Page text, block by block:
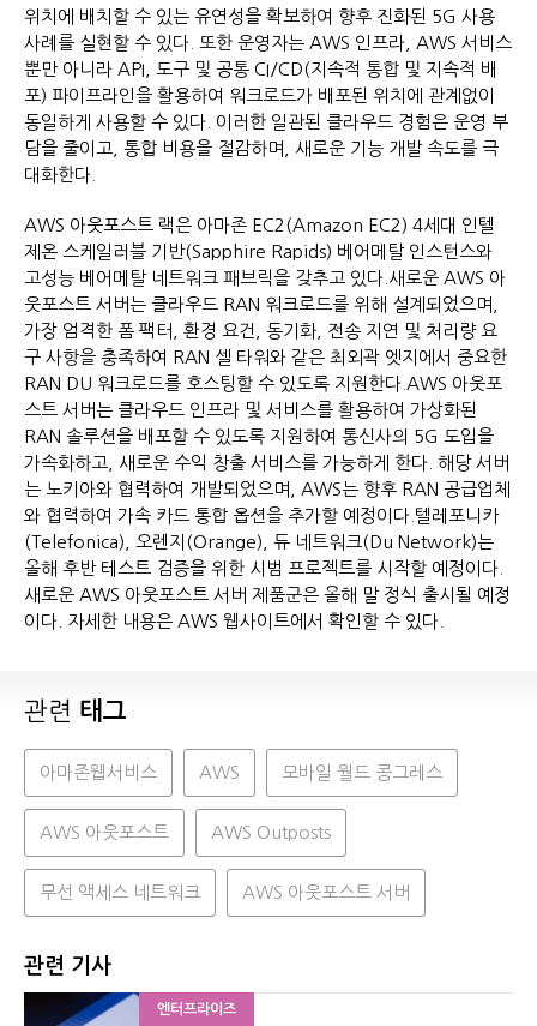
위치에 배치할 수 있는 유연성을 확보하여 향후 진화된 5G 사용
사례를 실현할 수 있다. 또한 운영자는 AWS 인프라, AWS 서비스
뿐만 아니라 API, 도구 및 공통 CI/CD(지속적 통합 및 지속적 배
포) 파이프라인을 활용하여 워크로드가 배포된 위치에 관계없이
동일하게 사용할 수 있다. 이러한 일관된 클라우드 경험은 운영 부
담을 줄이고, 통합 비용을 절감하며, 새로운 기능 개발 속도를 극
대화한다.
AWS 아웃포스트 랙은 아마존 EC2(Amazon EC2) 4세대 인텔
제온 스케일러블 기반(Sapphire Rapids) 베어메탈 인스턴스와
고성능 베어메탈 네트워크 패브릭을 갖추고 있다.새로운 AWS 아
웃포스트 서버는 클라우드 RAN 워크로드를 위해 설계되었으며,
가장 엄격한 폼 팩터, 환경 요건, 동기화, 전송 지연 및 처리량 요
구 사항을 충족하여 RAN 셀 타워와 같은 최외곽 엣지에서 중요한
RAN DU 워크로드를 호스팅할 수 있도록 지원한다.AWS 아웃포
스트 서버는 클라우드 인프라 및 서비스를 활용하여 가상화된
RAN 솔루션을 배포할 수 있도록 지원하여 통신사의 5G 도입을
가속화하고, 새로운 수익 창출 서비스를 가능하게 한다. 해당 서버
는 노키아와 협력하여 개발되었으며, AWS는 향후 RAN 공급업체
와 협력하여 가속 카드 통합 옵션을 추가할 예정이다.텔레포니카
(Telefonica), 오렌지(Orange), 듀 네트워크(Du Network)는
올해 후반 테스트 검증을 위한 시범 프로젝트를 시작할 예정이다.
새로운 AWS 아웃포스트 서버 제품군은 올해 말 정식 출시될 예정
이다. 자세한 내용은 AWS 웹사이트에서 확인할 수 있다.
관련 태그
아마존웹서비스 AWS 모바일 월드 콩그레스
AWS 아웃포스트 AWS Outposts
무선 액세스 네트워크 AWS 아웃포스트 서버
관련 기사
엔터프라이즈